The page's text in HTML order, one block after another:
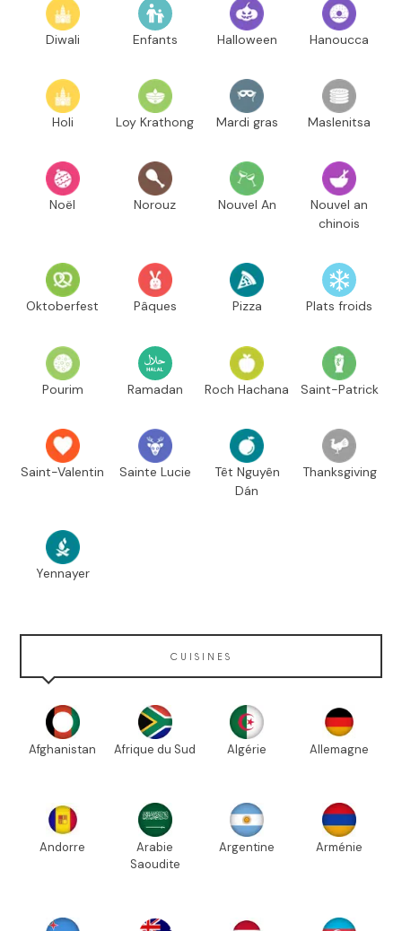
Diwali Enfants Halloween Hanoucca
Holi Loy Krathong Mardi gras Maslenitsa
Noël Norouz Nouvel An
Nouvel an
chinois
Oktoberfest Pâques Pizza Plats froids
Pourim Ramadan Roch Hachana Saint-Patrick
Saint-Valentin Sainte Lucie
Têt Nguyên
Dán
Thanksgiving
Yennayer
CUISINES
Afghanistan Afrique du Sud Algérie Allemagne
Andorre
Arabie
Saoudite
Argentine Arménie